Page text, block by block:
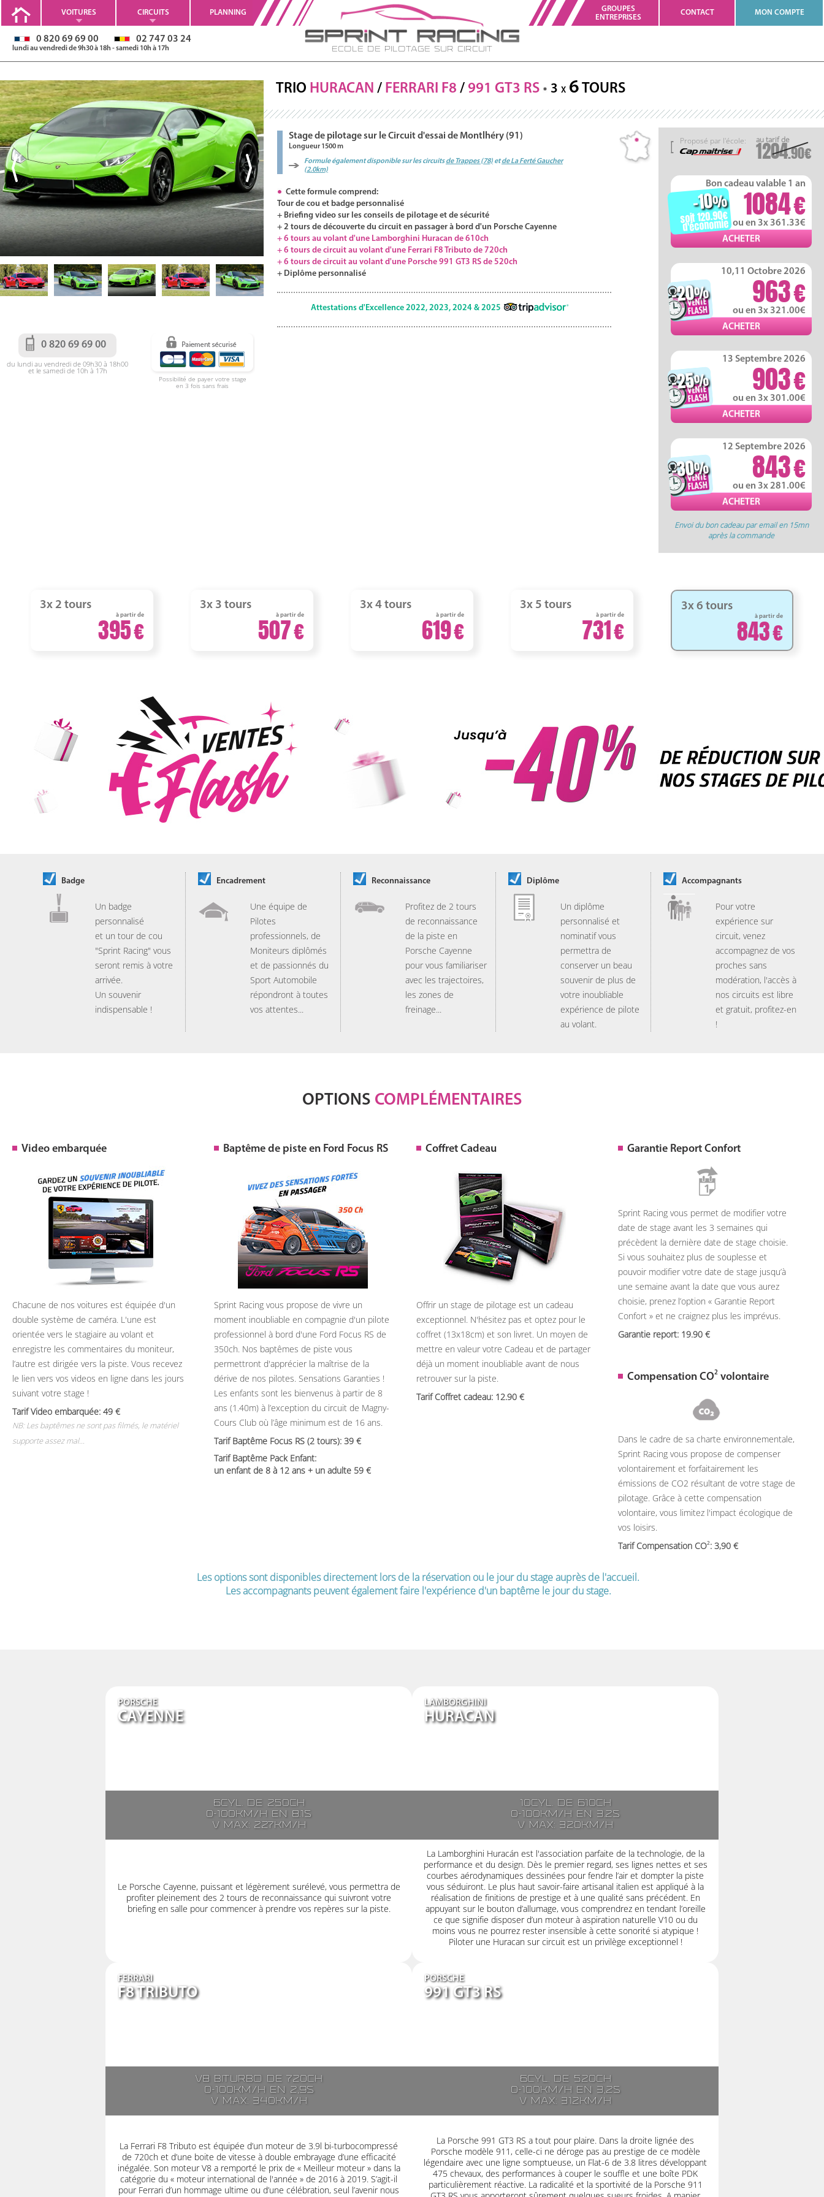
Ecole de Pilotage sur Circuit
VOITURES CIRCUITS PLANNING
GROUPES
ENTREPRISES
CONTACT MON COMPTE
0 820 69 69 00 02 747 03 24
lundi au vendredi de 9h30 à 18h - samedi 10h à 17h
TRIO HURACAN / FERRARI F8 / 991 GT3 RS 3 X 6 TOURS
1204.90
Proposé par l'école:
Bon cadeau valable 1 an
1084
ou en 3x 361.33
-10%
soit 120.90
d'économie
10,11 Octobre 2026
963
ou en 3x 321.00
-20%
13 Septembre 2026
903
ou en 3x 301.00
-25%
12 Septembre 2026
843
ou en 3x 281.00
-30%
Envoi du bon cadeau par email en 15mn
après la commande
Stage de pilotage sur le Circuit d'essai de Montlhéry (91)
Longueur 1500 m
Formule également disponible sur les circuitsde Trappes (78) etde La Ferté Gaucher
(2.0km)
Cette formule comprend:
Tour de cou et badge personnalisé
+ Briefing video sur les conseils de pilotage et de sécurité
+ 2 tours de découverte du circuit en passager à bord d'un Porsche Cayenne
+ 6 tours au volant d'une Lamborghini Huracan de 610ch
+ 6 tours de circuit au volant d'une Ferrari F8 Tributo de 720ch
+ 6 tours de circuit au volant d'une Porsche 991 GT3 RS de 520ch
+ Diplôme personnalisé
Attestations d'Excellence 2022, 2023, 2024 & 2025
0 820 69 69 00
du lundi au vendredi de 09h30 à 18h00
et le samedi de 10h à 17h
Possibilité de payer votre stage
en 3 fois sans frais
3x 2 tours
à partir de
395
3x 3 tours
à partir de
507
3x 4 tours
à partir de
619
3x 5 tours
à partir de
731
3x 6 tours
à partir de
843
Badge
Un badge
personnalisé
et un tour de cou
"Sprint Racing" vous
seront remis à votre
arrivée.
Un souvenir
indispensable !
Encadrement
Une équipe de
Pilotes
professionnels, de
Moniteurs diplômés
et de passionnés du
Sport Automobile
répondront à toutes
vos attentes...
Reconnaissance
Profitez de 2 tours
de reconnaissance
de la piste en
Porsche Cayenne
pour vous familiariser
avec les trajectoires,
les zones de
freinage...
Diplôme
Un diplôme
personnalisé et
nominatif vous
permettra de
conserver un beau
souvenir de plus de
votre inoubliable
expérience de pilote
au volant.
Accompagnants
Pour votre
expérience sur
circuit, venez
accompagnez de vos
proches sans
modération, l'accès à
nos circuits est libre
et gratuit, profitez-en
!
OPTIONS COMPLÉMENTAIRES
Video embarquée
Chacune de nos voitures est équipée d'un
double système de caméra. L'une est
orientée vers le stagiaire au volant et
enregistre les commentaires du moniteur,
l’autre est dirigée vers la piste. Vous recevez
le lien vers vos videos en ligne dans les jours
suivant votre stage !
Tarif Video embarquée: 49
NB: Les baptêmes ne sont pas filmés, le matériel
supporte assez mal...
Baptême de piste en Ford Focus RS
Sprint Racing vous propose de vivre un
moment inoubliable en compagnie d'un pilote
professionnel à bord d'une Ford Focus RS de
350ch. Nos baptêmes de piste vous
permettront d'apprécier la maîtrise de la
dérive de nos pilotes. Sensations Garanties !
Les enfants sont les bienvenus à partir de 8
ans (1.40m) à l’exception du circuit de Magny-
Cours Club où l’âge minimum est de 16 ans.
Tarif Baptême Focus RS (2 tours): 39
Tarif Baptême Pack Enfant:
un enfant de 8 à 12 ans + un adulte 59
Coffret Cadeau
Offrir un stage de pilotage est un cadeau
exceptionnel. N'hésitez pas et optez pour le
coffret (13x18cm) et son livret. Un moyen de
mettre en valeur votre Cadeau et de partager
déjà un moment inoubliable avant de nous
retrouver sur la piste.
Tarif Coffret cadeau: 12.90
Garantie Report Confort
Sprint Racing vous permet de modifier votre
date de stage avant les 3 semaines qui
précèdent la dernière date de stage choisie.
Si vous souhaitez plus de souplesse et
pouvoir modifier votre date de stage jusqu’à
une semaine avant la date que vous aurez
choisie, prenez l’option « Garantie Report
Confort » et ne craignez plus les imprévus.
Garantie report: 19.90
Compensation CO2volontaire
Dans le cadre de sa charte environnementale,
Sprint Racing vous propose de compenser
volontairement et forfaitairement les
émissions de CO2 résultant de votre stage de
pilotage. Grâce à cette compensation
volontaire, vous limitez l'impact écologique de
vos loisirs.
Tarif Compensation CO2: 3,90
Les options sont disponibles directement lors de la réservation ou le jour du stage auprès de l'accueil.
Les accompagnants peuvent également faire l'expérience d'un baptême le jour du stage.
PORSCHE
CAYENNE
6cyl. de 250ch
0-100km/h en 8.1s
V max: 227km/h
Le Porsche Cayenne, puissant et légèrement surélevé, vous permettra de
profiter pleinement des 2 tours de reconnaissance qui suivront votre
briefing en salle pour commencer à prendre vos repères sur la piste.
LAMBORGHINI
HURACAN
10cyl. de 610ch
0-100km/h en 3.2s
V max: 320km/h
La Lamborghini Huracán est l'association parfaite de la technologie, de la
performance et du design. Dès le premier regard, ses lignes nettes et ses
courbes aérodynamiques dessinées pour fendre l’air et dompter la piste
vous séduiront. Le plus haut savoir-faire artisanal italien est appliqué à la
réalisation de finitions de prestige et à une qualité sans précédent. En
appuyant sur le bouton d’allumage, vous comprendrez en tendant l’oreille
ce que signifie disposer d’un moteur à aspiration naturelle V10 ou du
moins vous ne pourrez rester insensible à cette sonorité si atypique !
Piloter une Huracan sur circuit est un privilège exceptionnel !
FERRARI
F8 TRIBUTO
V8 biturbo de 720ch
0-100km/h en 2,9s
V max: 340km/h
La Ferrari F8 Tributo est équipée d’un moteur de 3.9l bi-turbocompressé
de 720ch et d’une boite de vitesse à double embrayage d’une efficacité
inégalée. Son moteur V8 a remporté le prix de « Meilleur moteur » dans la
catégorie du « moteur international de l'année » de 2016 à 2019. S’agit-il
pour Ferrari d’un hommage ultime ou d’une célébration, seul l’avenir nous
PORSCHE
991 GT3 RS
6cyl. de 520ch
0-100km/h en 3,2s
V max: 312km/h
La Porsche 991 GT3 RS a tout pour plaire. Dans la droite lignée des
Porsche modèle 911, celle-ci ne déroge pas au prestige de ce modèle
légendaire avec une ligne somptueuse, un Flat-6 de 3.8 litres développant
475 chevaux, des performances à couper le souffle et une boîte PDK
particulièrement réactive. La radicalité et la sportivité de la Porsche 911